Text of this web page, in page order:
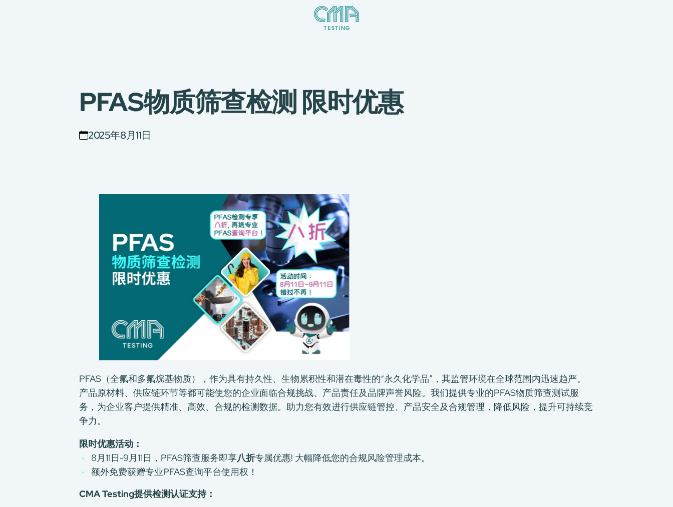
PFAS物质筛查检测 限时优惠
2025年8月11日
PFAS（全氟和多氟烷基物质），作为具有持久性、生物累积性和潜在毒性的“永久化学品”，其监管环境在全球范围内迅速趋严。
产品原材料、供应链环节等都可能使您的企业面临合规挑战、产品责任及品牌声誉风险。我们提供专业的PFAS物质筛查测试服
务，为企业客户提供精准、高效、合规的检测数据。助力您有效进行供应链管控、产品安全及合规管理，降低风险，提升可持续竞
争力。
限时优惠活动：
8月11日-9月11日，PFAS筛查服务即享八折专属优惠! 大幅降低您的合规风险管理成本。
额外免费获赠专业PFAS查询平台使用权！
CMA Testing提供检测认证支持：